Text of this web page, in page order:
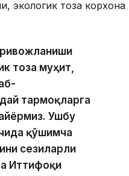
экологик тоза корхона
ривожланиши
тоза муҳит,
тармоқларга
Ушбу
қўшимча
сезиларли
Иттифоқи